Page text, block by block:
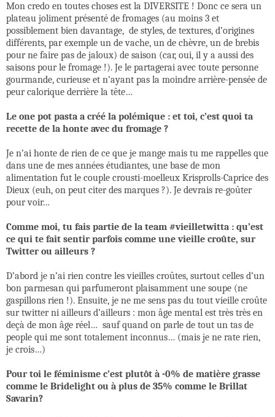
Mon credo en toutes choses est la DIVERSITE ! Donc ce sera un
plateau joliment présenté de fromages (au moins 3 et
possiblement bien davantage, de styles, de textures, d’origines
différents, par exemple un de vache, un de chèvre, un de brebis
pour ne faire pas de jaloux) de saison (car, oui, il y a aussi des
saisons pour le fromage !). Je le partagerai avec toute personne
gourmande, curieuse et n’ayant pas la moindre arrière-pensée de
peur calorique derrière la tête…
Le one pot pasta a créé la polémique : et toi, c’est quoi ta
recette de la honte avec du fromage ?
Je n’ai honte de rien de ce que je mange mais tu me rappelles que
dans une de mes années étudiantes, une base de mon
alimentation fut le couple crousti-moelleux Krisprolls-Caprice des
Dieux (euh, on peut citer des marques ?). Je devrais re-goûter
pour voir…
Comme moi, tu fais partie de la team #vieilletwitta : qu’est
ce qui te fait sentir parfois comme une vieille croûte, sur
Twitter ou ailleurs ?
D’abord je n’ai rien contre les vieilles croûtes, surtout celles d’un
bon parmesan qui parfumeront plaisamment une soupe (ne
gaspillons rien !). Ensuite, je ne me sens pas du tout vieille croûte
sur twitter ni ailleurs d’ailleurs : mon âge mental est très très en
deçà de mon âge réel… sauf quand on parle de tout un tas de
people qui me sont totalement inconnus… (mais je ne rate rien,
je crois…)
Pour toi le féminisme c’est plutôt à -0% de matière grasse
comme le Bridelight ou à plus de 35% comme le Brillat
Savarin?